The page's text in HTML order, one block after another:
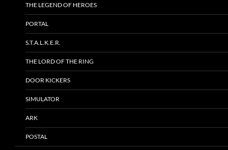
THE LEGEND OF HEROES
PORTAL
S.T.A.L.K.E.R.
THE LORD OF THE RING
DOOR KICKERS
SIMULATOR
ARK
POSTAL